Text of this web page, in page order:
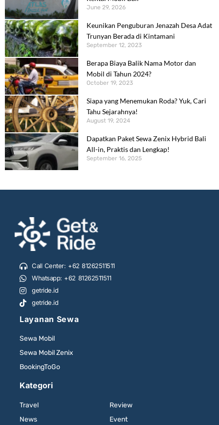
June 29, 2026
Keunikan Penguburan Jenazah Desa Adat
Trunyan Berada di Kintamani
September 12, 2023
Berapa Biaya Balik Nama Motor dan
Mobil di Tahun 2024?
October 19, 2023
Siapa yang Menemukan Roda? Yuk, Cari
Tahu Sejarahnya!
August 19, 2024
Dapatkan Paket Sewa Zenix Hybrid Bali
All-in, Praktis dan Lengkap!
September 16, 2025
Call Center: +62 81262511511
Whatsapp: +62 81262511511
getride.id
getride.id
Layanan Sewa
Sewa Mobil
Sewa Mobil Zenix
BookingToGo
Kategori
Travel
News
Review
Event